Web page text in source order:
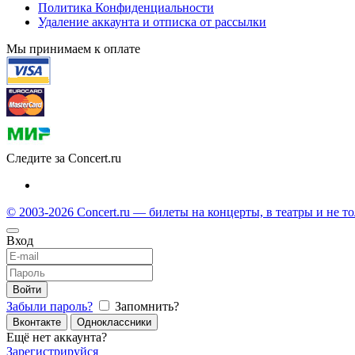
Политика Конфиденциальности
Удаление аккаунта и отписка от рассылки
Мы принимаем к оплате
Следите за Concert.ru
© 2003-2026 Concert.ru — билеты на концерты, в театры и не
Вход
Войти
Забыли пароль? Запомнить?
Вконтакте Одноклассники
Ещё нет аккаунта?
Зарегистрируйся